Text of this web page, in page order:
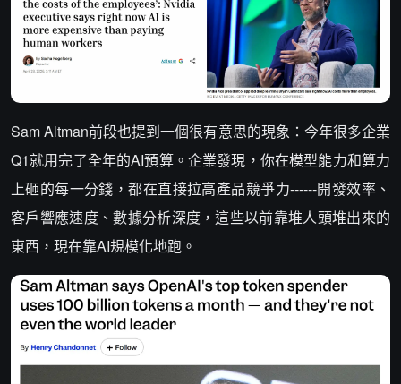
Sam Altman前段也提到一個很有意思的現象：今年很多企業
Q1就用完了全年的AI預算。企業發現，你在模型能力和算力
上砸的每一分錢，都在直接拉高產品競爭力------開發效率、
客戶響應速度、數據分析深度，這些以前靠堆人頭堆出來的
東西，現在靠AI規模化地跑。